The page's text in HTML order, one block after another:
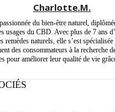
Charlotte.M.
du bien-être naturel,
usages du CBD. Avec plus de 7 ans
remèdes naturels, elle s’est
des consommateurs à la recherche
pour améliorer leur qualité de vie